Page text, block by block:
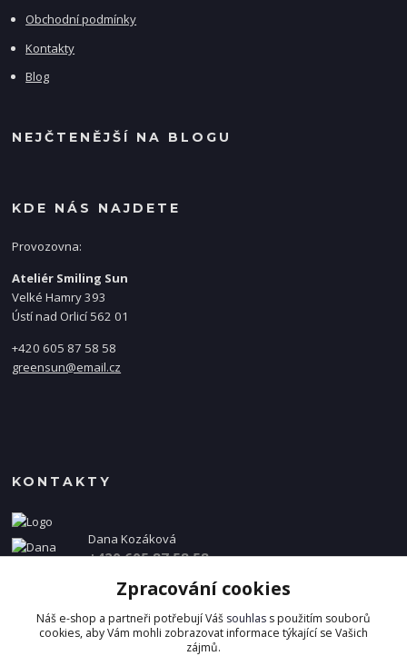
Obchodní podmínky
Kontakty
Blog
NEJČTENĚJŠÍ NA BLOGU
KDE NÁS NAJDETE
Provozovna:
Ateliér Smiling Sun
Velké Hamry 393
Ústí nad Orlicí 562 01
+420 605 87 58 58
greensun@email.cz
KONTAKTY
Dana Kozáková
+420 605 87 58 58
info@danakozakova.cz
Zpracování cookies
Náš e-shop a partneři potřebují Váš souhlas s použitím souborů
cookies, aby Vám mohli zobrazovat informace týkající se Vašich
zájmů.